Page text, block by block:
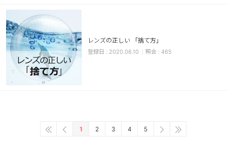
レンズの正しい 「捨て方」
2020.06.10 465
1 2 3 4 5